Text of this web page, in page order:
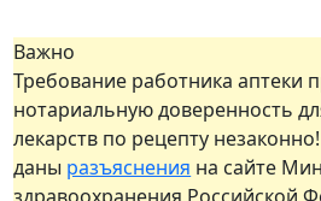
Важно
Требование работника аптеки
нотариальную доверенность
лекарств по рецепту
даны разъяснения на сайте